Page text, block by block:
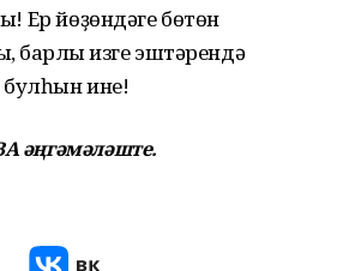
Ер йөҙөндәге бөтөн
барлыҡ изге эштәрендә
ине!
әңгәмәләште.